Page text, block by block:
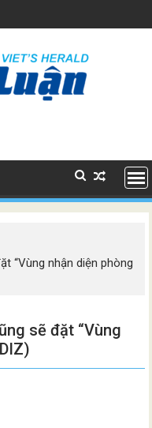
“Vùng nhận diện phòng
sẽ đặt “Vùng